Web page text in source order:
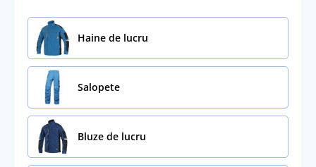
Haine de lucru
Salopete
Bluze de lucru